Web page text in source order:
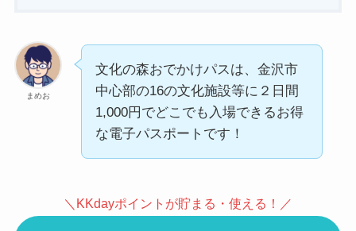
まめお
文化の森おでかけパスは、金沢市
中心部の16の文化施設等に２日間
1,000円でどこでも入場できるお得
な電子パスポートです！
＼KKdayポイントが貯まる・使える！／